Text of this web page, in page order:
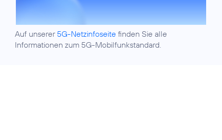
Auf unserer 5G-Netzinfoseite finden Sie alle
Informationen zum 5G-Mobilfunkstandard.